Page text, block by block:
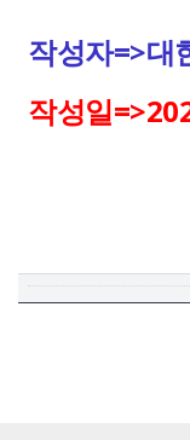
작성자=>대
작성일